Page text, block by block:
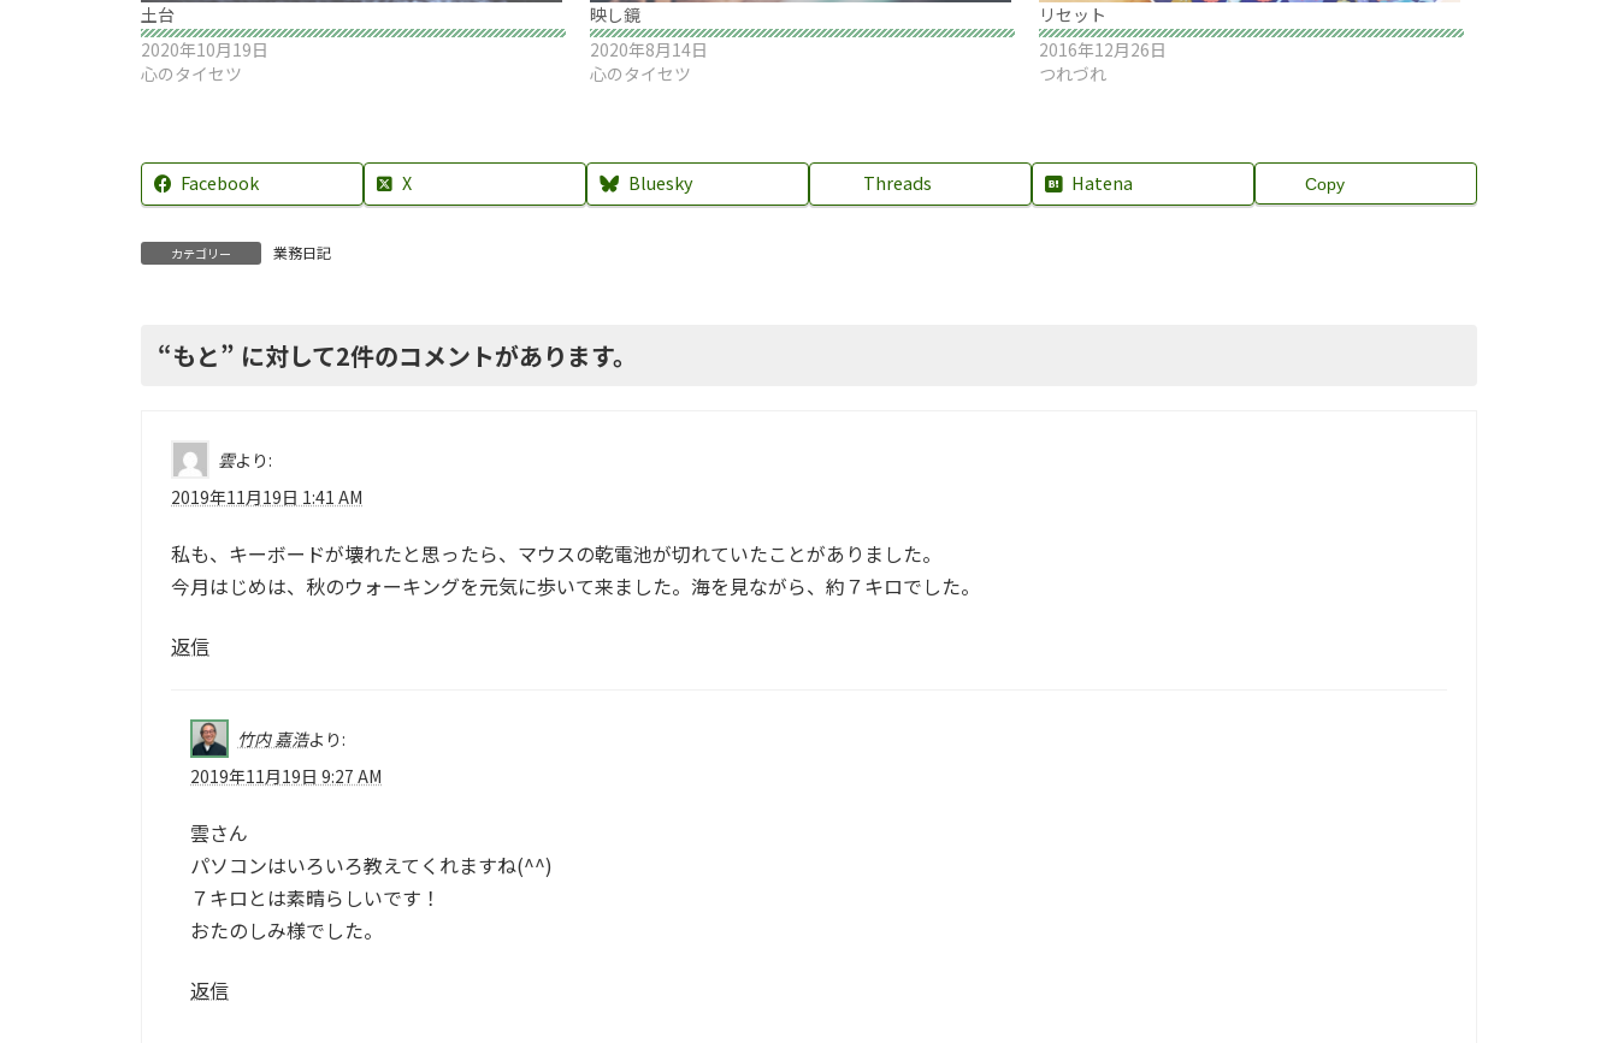
土台
2020年10月19日
心のタイセツ
映し鏡
2020年8月14日
心のタイセツ
リセット
2016年12月26日
つれづれ
Facebook X Bluesky Threads Hatena Copy
カテゴリー 業務日記
“もと” に対して2件のコメントがあります。
雲より:
2019年11月19日 1:41 AM
私も、キーボードが壊れたと思ったら、マウスの乾電池が切れていたことがありました。
今月はじめは、秋のウォーキングを元気に歩いて来ました。海を見ながら、約７キロでした。
返信
竹内 嘉浩より:
2019年11月19日 9:27 AM
雲さん
パソコンはいろいろ教えてくれますね(^^)
７キロとは素晴らしいです！
おたのしみ様でした。
返信